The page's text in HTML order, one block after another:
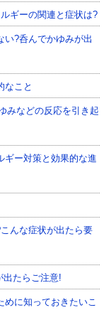
ギーの関連と症状は?
い?呑んでかゆみが出
なこと
みなどの反応を引き起
ギー対策と効果的な進
んな症状が出たら要
出たらご注意!
めに知っておきたいこ